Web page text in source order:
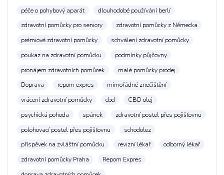
péče o pohybový aparát
dlouhodobé používání berlí
zdravotní pomůcky pro seniory
zdravotní pomůcky z Německa
prémiové zdravotní pomůcky
schválení zdravotní pomůcky
poukaz na zdravotní pomůcku
podmínky půjčovny
pronájem zdravotních pomůcek
malé pomůcky prodej
Doprava
repom expres
mimořádné znečištění
vrácení zdravotní pomůcky
cbd
CBD olej
psychická pohoda
spánek
zdravotní postel přes pojišťovnu
polohovací postel přes pojišťovnu
schodolez
příspěvek na zvláštní pomůcku
revizní lékař
odborný lékař
zdravotní pomůcky Praha
Repom Expres